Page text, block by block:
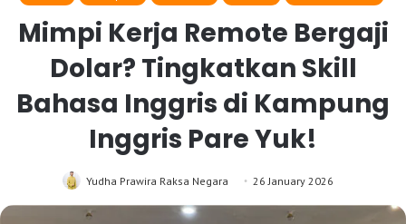
Mimpi Kerja Remote Bergaji
Dolar? Tingkatkan Skill
Bahasa Inggris di Kampung
Inggris Pare Yuk!
Yudha Prawira Raksa Negara 26 January 2026